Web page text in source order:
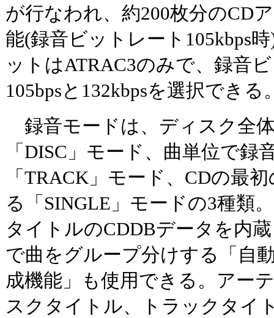
が行なわれ、約200枚分のCD
能(録音ビットレート105kbps
ットはATRAC3のみで、録音
105bpsと132kbpsを選択できる
録音モードは、ディスク全
「DISC」モード、曲単位で録
「TRACK」モード、CDの最
る「SINGLE」モードの3種類
タイトルのCDDBデータを内
で曲をグループ分けする「自
成機能」も使用できる。アー
スクタイトル、トラックタイ